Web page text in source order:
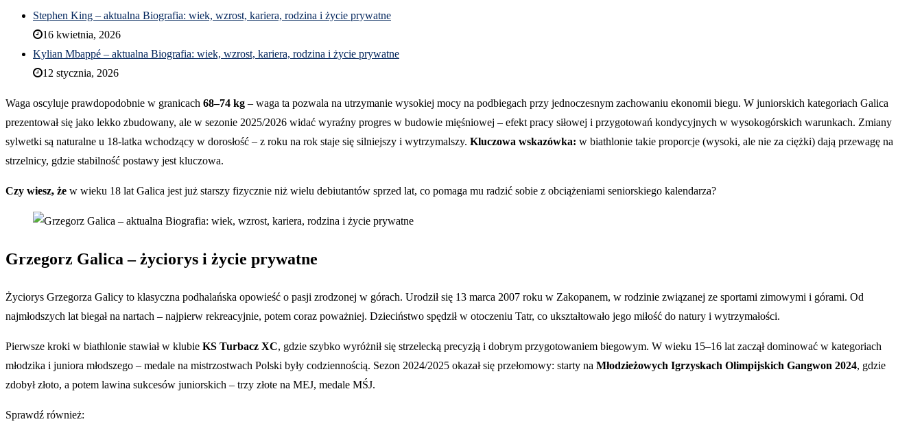
Stephen King – aktualna Biografia: wiek, wzrost, kariera, rodzina i życie prywatne
16 kwietnia, 2026
Kylian Mbappé – aktualna Biografia: wiek, wzrost, kariera, rodzina i życie prywatne
12 stycznia, 2026
Waga oscyluje prawdopodobnie w granicach 68–74 kg – waga ta pozwala na utrzymanie wysokiej mocy na podbiegach przy jednoczesnym zachowaniu ekonomii biegu. W juniorskich kategoriach Galica
prezentował się jako lekko zbudowany, ale w sezonie 2025/2026 widać wyraźny progres w budowie mięśniowej – efekt pracy siłowej i przygotowań kondycyjnych w wysokogórskich warunkach. Zmiany
sylwetki są naturalne u 18-latka wchodzący w dorosłość – z roku na rok staje się silniejszy i wytrzymalszy. Kluczowa wskazówka: w biathlonie takie proporcje (wysoki, ale nie za ciężki) dają przewagę na
strzelnicy, gdzie stabilność postawy jest kluczowa.
Czy wiesz, że w wieku 18 lat Galica jest już starszy fizycznie niż wielu debiutantów sprzed lat, co pomaga mu radzić sobie z obciążeniami seniorskiego kalendarza?
Grzegorz Galica – życiorys i życie prywatne
Życiorys Grzegorza Galicy to klasyczna podhalańska opowieść o pasji zrodzonej w górach. Urodził się 13 marca 2007 roku w Zakopanem, w rodzinie związanej ze sportami zimowymi i górami. Od
najmłodszych lat biegał na nartach – najpierw rekreacyjnie, potem coraz poważniej. Dzieciństwo spędził w otoczeniu Tatr, co ukształtowało jego miłość do natury i wytrzymałości.
Pierwsze kroki w biathlonie stawiał w klubie KS Turbacz XC, gdzie szybko wyróżnił się strzelecką precyzją i dobrym przygotowaniem biegowym. W wieku 15–16 lat zaczął dominować w kategoriach
młodzika i juniora młodszego – medale na mistrzostwach Polski były codziennością. Sezon 2024/2025 okazał się przełomowy: starty na Młodzieżowych Igrzyskach Olimpijskich Gangwon 2024, gdzie
zdobył złoto, a potem lawina sukcesów juniorskich – trzy złote na MEJ, medale MŚJ.
Sprawdź również: